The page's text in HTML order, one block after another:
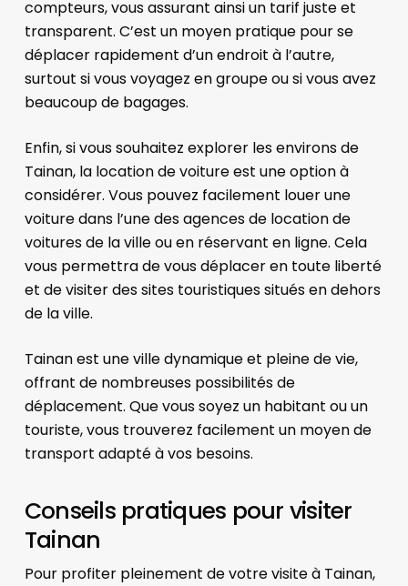
compteurs, vous assurant ainsi un tarif juste et
transparent. C’est un moyen pratique pour se
déplacer rapidement d’un endroit à l’autre,
surtout si vous voyagez en groupe ou si vous avez
beaucoup de bagages.
Enfin, si vous souhaitez explorer les environs de
Tainan, la location de voiture est une option à
considérer. Vous pouvez facilement louer une
voiture dans l’une des agences de location de
voitures de la ville ou en réservant en ligne. Cela
vous permettra de vous déplacer en toute liberté
et de visiter des sites touristiques situés en dehors
de la ville.
Tainan est une ville dynamique et pleine de vie,
offrant de nombreuses possibilités de
déplacement. Que vous soyez un habitant ou un
touriste, vous trouverez facilement un moyen de
transport adapté à vos besoins.
Conseils pratiques pour visiter
Tainan
Pour profiter pleinement de votre visite à Tainan,